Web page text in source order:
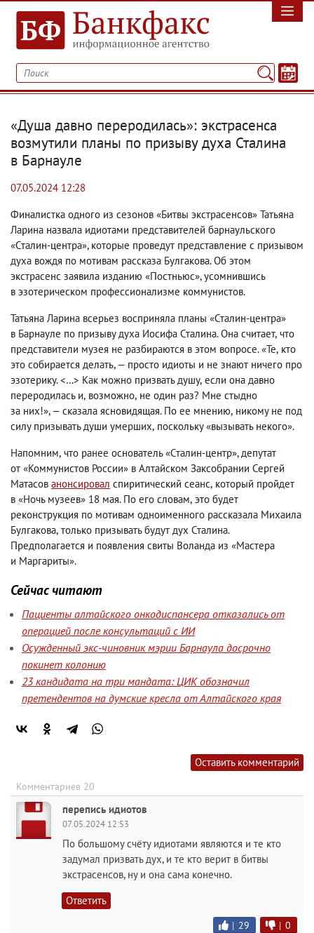
«Душа давно переродилась»: экстрасенса
возмутили планы по призыву духа Сталина
в Барнауле
07.05.2024 12:28
Финалистка одного из сезонов «Битвы экстрасенсов» Татьяна
Ларина назвала идиотами представителей барнаульского
«Сталин-центра», которые проведут представление с призывом
духа вождя по мотивам рассказа Булгакова. Об этом
экстрасенс заявила изданию «Постньюс», усомнившись
в эзотерическом профессионализме коммунистов.
Татьяна Ларина всерьез восприняла планы «Сталин-центра»
в Барнауле по призыву духа Иосифа Сталина. Она считает, что
представители музея не разбираются в этом вопросе. «Те, кто
это собирается делать, — просто идиоты и не знают ничего про
эзотерику. <…> Как можно призвать душу, если она давно
переродилась и, возможно, не один раз? Мне стыдно
за них!», — сказала ясновидящая. По ее мнению, никому не под
силу призывать души умерших, поскольку «вызывать некого».
Напомним, что ранее основатель «Сталин-центр», депутат
от «Коммунистов России» в Алтайском Заксобрании Сергей
Матасов анонсировал спиритический сеанс, который пройдет
в «Ночь музеев» 18 мая. По его словам, это будет
реконструкция по мотивам одноименного рассказала Михаила
Булгакова, только призывать будут дух Сталина.
Предполагается и появления свиты Воланда из «Мастера
и Маргариты».
Сейчас читают
Пациенты алтайского онкодиспансера отказались от
операцией после консультаций с ИИ
Осужденный экс-чиновник мэрии Барнаула досрочно
покинет колонию
23 кандидата на три мандата: ЦИК обозначил
претендентов на думские кресла от Алтайского края
Оставить комментарий
Комментариев 20
перепись идиотов
07.05.2024 12:53
По большому счёту идиотами являются и те кто
задумал призвать дух, и те кто верит в битвы
экстрасенсов, ну и она сама конечно.
Ответить
| 29 | 0